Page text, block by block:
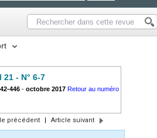
21 - N° 6-7
446 - octobre 2017 Retour au numéro
précédent | Article suivant